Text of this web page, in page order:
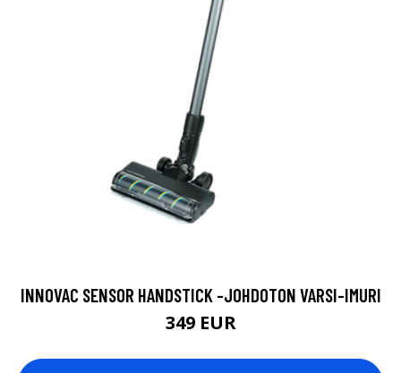
INNOVAC SENSOR HANDSTICK -JOHDOTON VARSI-IMURI
349 EUR